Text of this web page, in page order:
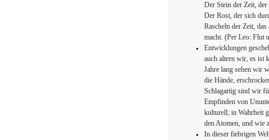
Der Stein der Zeit,
Der Rost, der sich
Rascheln der Zeit,
macht. (Per Leo: Flut
Entwicklungen
auch altern wir, es ist
Jahre lang sehen wir
die Hände,
Schlagartig sind wir
Empfinden von
kulturell; in Wahrheit
den Atomen, und wie
In dieser fiebrigen